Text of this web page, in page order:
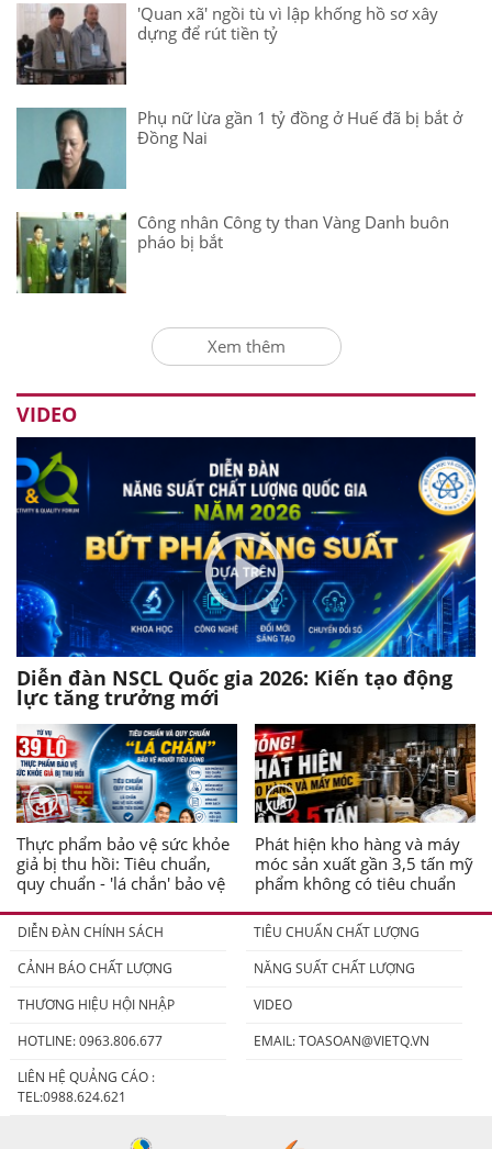
'Quan xã' ngồi tù vì lập khống hồ sơ xây
dựng để rút tiền tỷ
Phụ nữ lừa gần 1 tỷ đồng ở Huế đã bị bắt ở
Đồng Nai
Công nhân Công ty than Vàng Danh buôn
pháo bị bắt
Xem thêm
VIDEO
Diễn đàn NSCL Quốc gia 2026: Kiến tạo động
lực tăng trưởng mới
Thực phẩm bảo vệ sức khỏe
giả bị thu hồi: Tiêu chuẩn,
quy chuẩn - 'lá chắn' bảo vệ
Phát hiện kho hàng và máy
móc sản xuất gần 3,5 tấn mỹ
phẩm không có tiêu chuẩn
DIỄN ĐÀN CHÍNH SÁCH
TIÊU CHUẨN CHẤT LƯỢNG
CẢNH BÁO CHẤT LƯỢNG
NĂNG SUẤT CHẤT LƯỢNG
THƯƠNG HIỆU HỘI NHẬP
VIDEO
HOTLINE: 0963.806.677
EMAIL:TOASOAN@VIETQ.VN
LIÊN HỆ QUẢNG CÁO :
TEL:0988.624.621